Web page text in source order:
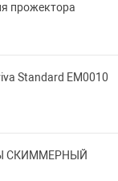
прожектора
Standard EM0010
СКИММЕРНЫЙ